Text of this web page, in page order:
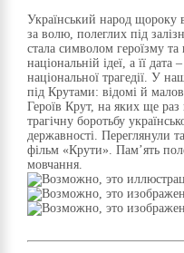
Український народ щороку
за волю, полеглих під
стала символом героїзму та
національній ідеї, а її
національної трагедії. У
під Крутами: відомі й
Героїв Крут, на яких ще
трагічну боротьбу
державності. Переглянули
фільм «Крути». Пам’ять
мовчання.